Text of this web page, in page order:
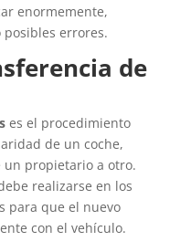
enormemente,
errores.
de
es el procedimiento
de un coche,
un propietario a otro.
realizarse en los
para que el nuevo
con el vehículo.